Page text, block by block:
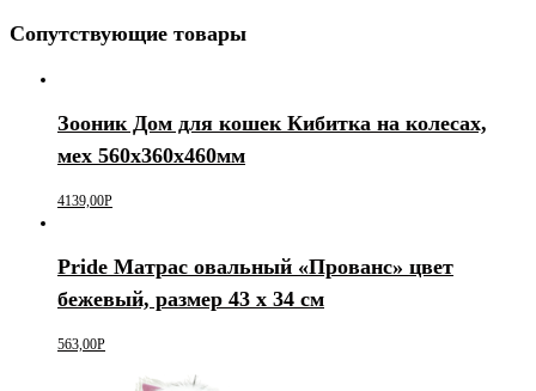
Сопутствующие товары
Зооник Дом для кошек Кибитка на колесах,
мех 560х360х460мм
4139,00Р
Pride Матрас овальный «Прованс» цвет
бежевый, размер 43 х 34 см
563,00Р